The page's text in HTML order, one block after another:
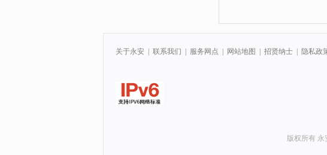
关于永安 联系我们 服务网点 网站地图 招贤纳士 隐私政
版权所有 永